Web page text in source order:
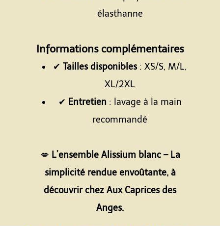
élasthanne
Informations complémentaires
✔ Tailles disponibles: XS/S, M/L,
XL/2XL
✔ Entretien : lavage à la main
recommandé
💋 L’ensemble Alissium blanc – La
simplicité rendue envoûtante, à
découvrir chez Aux Caprices des
Anges.